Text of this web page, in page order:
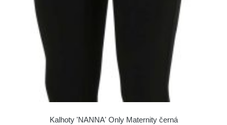
Kalhoty 'NANNA' Only Maternity černá